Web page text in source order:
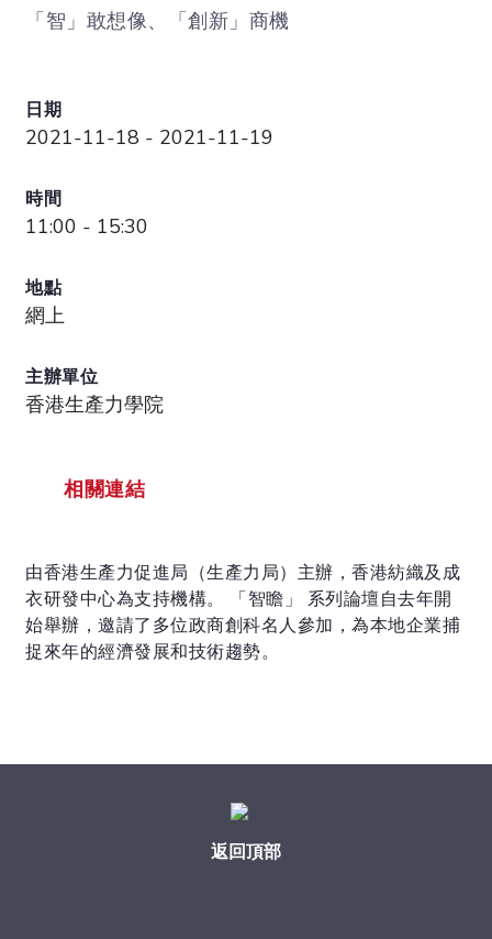
「智」敢想像、「創新」商機
日期
2021-11-18 - 2021-11-19
時間
11:00 - 15:30
地點
網上
主辦單位
香港生產力學院
相關連結
由香港生產力促進局（生產力局）主辦，香港紡織及成
衣研發中心為支持機構。 「智瞻」 系列論壇自去年開
始舉辦，邀請了多位政商創科名人參加，為本地企業捕
捉來年的經濟發展和技術趨勢。
返回頂部